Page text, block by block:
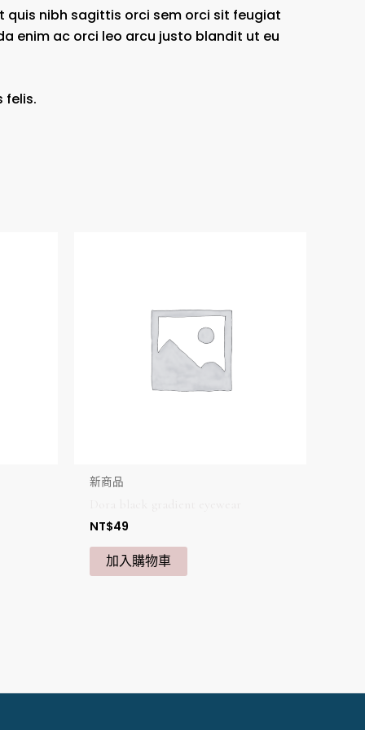
nibh sagittis orci sem orci sit feugiat
enim ac orci leo arcu justo blandit ut eu
felis.
新商品
NT$49
加入購物車